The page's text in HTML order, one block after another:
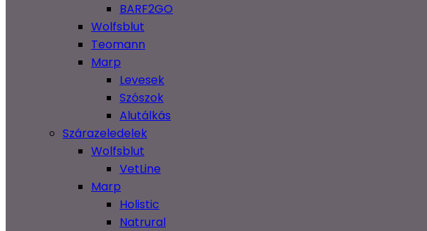
BARF2GO
Wolfsblut
Teomann
Marp
Levesek
Szószok
Alutálkás
Szárazeledelek
Wolfsblut
VetLine
Marp
Holistic
Natrural